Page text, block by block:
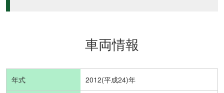
車両情報
年式 2012(平成24)年